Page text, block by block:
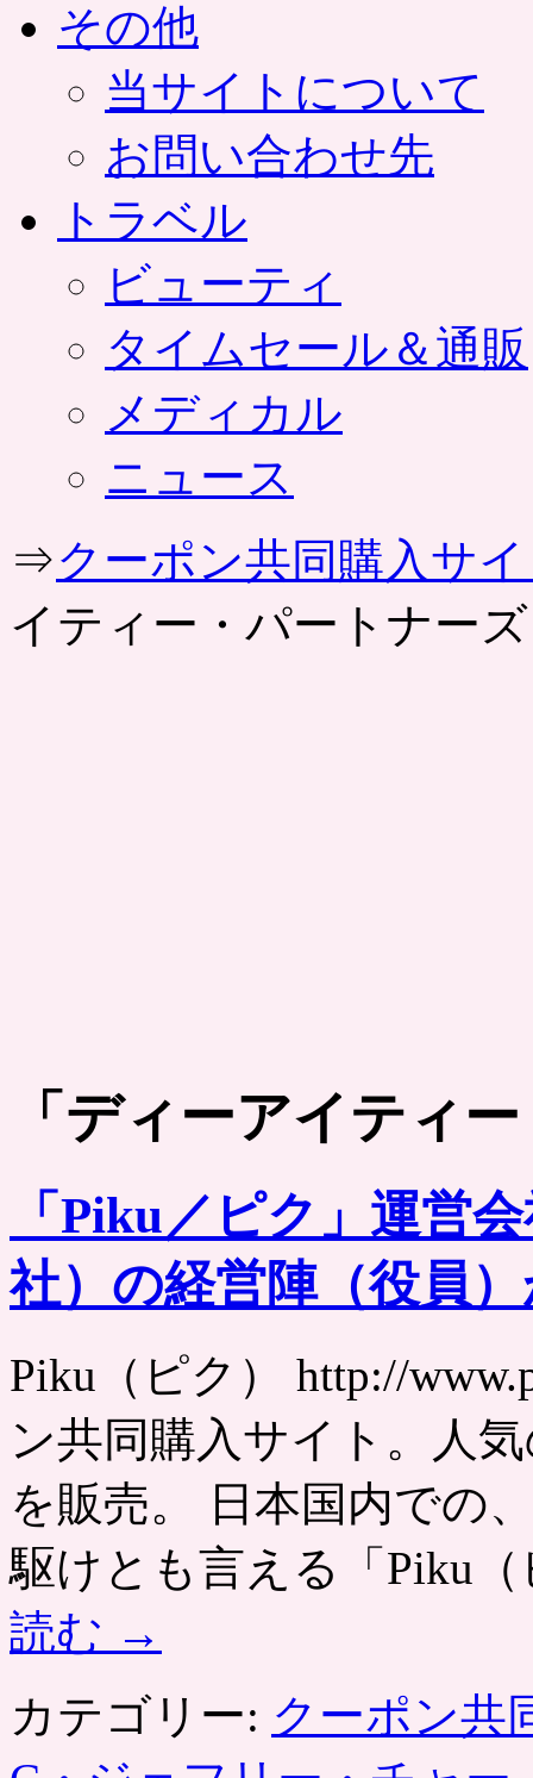
その他
当サイトについて
お問い合わせ先
トラベル
ビューティ
タイムセール＆通販
メディカル
ニュース
⇒クーポン共同購入サ
イティー・パートナーズ
「 ディーアイティ
「Piku／ピク」運営
社）の経営陣（役員
Piku（ピク） http://
ン共同購入サイト。人
を販売。 日本国内での
駆けとも言える「Piku
読む →
カテゴリー: クーポン共